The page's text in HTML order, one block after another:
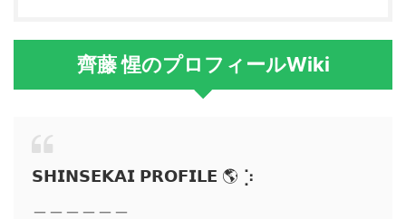
齊藤 惺のプロフィールWiki
𝗦𝗛𝗜𝗡𝗦𝗘𝗞𝗔𝗜 𝗣𝗥𝗢𝗙𝗜𝗟𝗘 🌎 ⡱